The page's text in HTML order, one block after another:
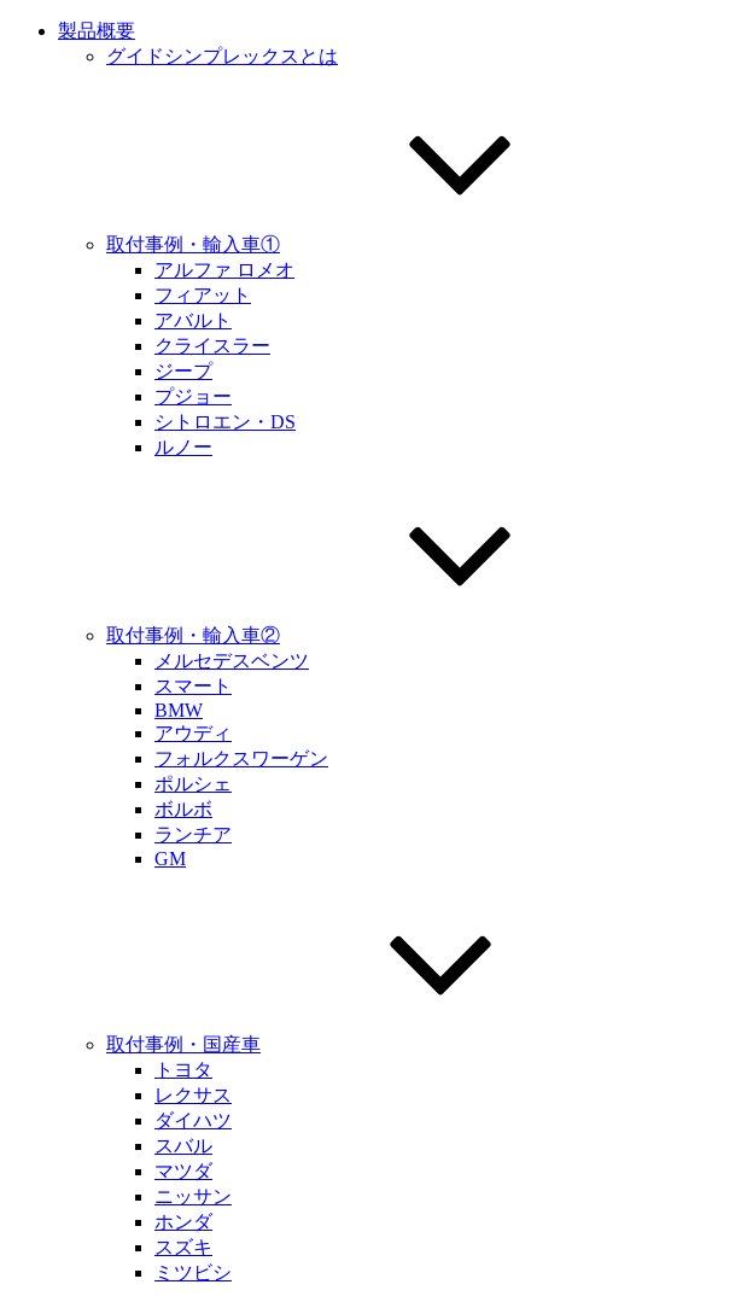
製品概要
グイドシンプレックスとは
取付事例・輸入車①
アルファ ロメオ
フィアット
アバルト
クライスラー
ジープ
プジョー
シトロエン・DS
ルノー
取付事例・輸入車②
メルセデスベンツ
スマート
BMW
アウディ
フォルクスワーゲン
ポルシェ
ボルボ
ランチア
GM
取付事例・国産車
トヨタ
レクサス
ダイハツ
スバル
マツダ
ニッサン
ホンダ
スズキ
ミツビシ